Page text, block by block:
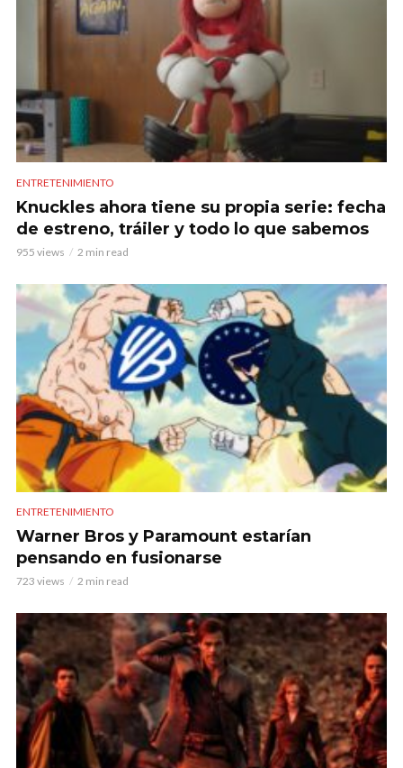
ENTRETENIMIENTO
Knuckles ahora tiene su propia serie: fecha
de estreno, tráiler y todo lo que sabemos
955 views 2 min read
ENTRETENIMIENTO
Warner Bros y Paramount estarían
pensando en fusionarse
723 views 2 min read